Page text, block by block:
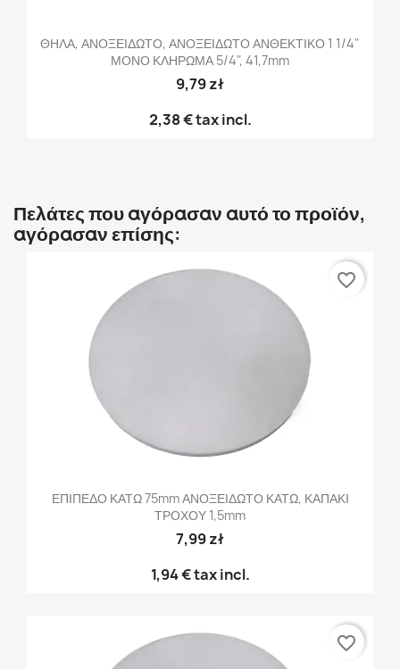
ΘΗΛΑ, ΑΝΟΞΕΙΔΩΤΟ, ΑΝΟΞΕΙΔΩΤΟ ΑΝΘΕΚΤΙΚΟ 1 1/4"
ΜΟΝΟ ΚΛΗΡΩΜΑ 5/4", 41,7mm
9,79 zł
2,38 €tax incl.
Πελάτες που αγόρασαν αυτό το προϊόν,
αγόρασαν επίσης:
ΕΠΙΠΕΔΟ ΚΑΤΩ 75mm ΑΝΟΞΕΙΔΩΤΟ ΚΑΤΩ, ΚΑΠΑΚΙ
ΤΡΟΧΟΥ 1,5mm
7,99 zł
1,94 €tax incl.
favorite_border
favorite_border